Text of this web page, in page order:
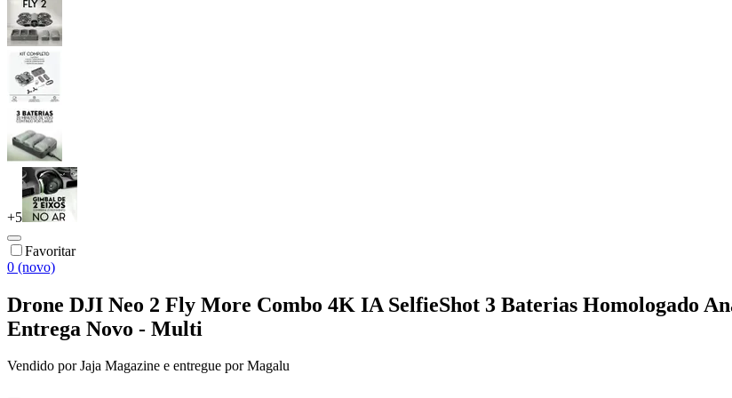
+5
Favoritar
0 (novo)
Drone DJI Neo 2 Fly More Combo 4K IA SelfieShot 3 Baterias Homologado
Entrega Novo - Multi
Vendido porJaja Magazine e entregue por Magalu